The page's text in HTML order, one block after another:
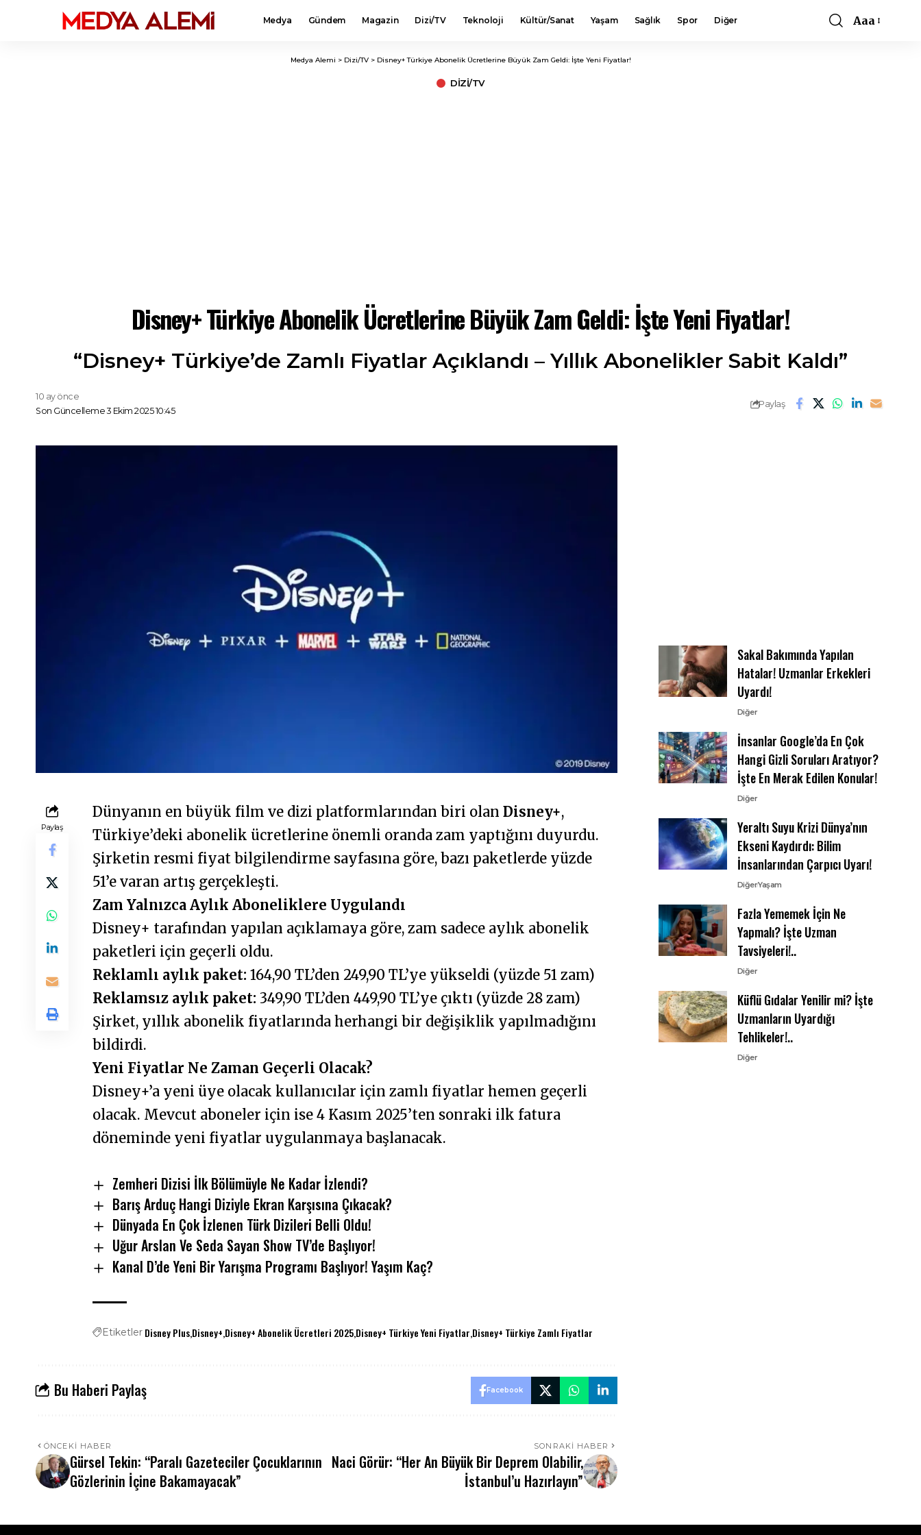
Medya Gündem Magazin Dizi/TV Teknoloji Kültür/Sanat Yaşam Sağlık Spor Diğer
Font
Aaa
Medya Alemi > Dizi/TV> Disney+ Türkiye Abonelik Ücretlerine Büyük Zam Geldi: İşte Yeni Fiyatlar!
DIZI/TV
Disney+ Türkiye Abonelik Ücretlerine Büyük Zam Geldi: İşte Yeni Fiyatlar!
“Disney+ Türkiye’de Zamlı Fiyatlar Açıklandı – Yıllık Abonelikler Sabit Kaldı”
Son Güncelleme 3 Ekim 2025 10:45
10 ay önce
Paylaş
Paylaş
Dünyanın en büyük film ve dizi platformlarından biri olanDisney+,
Türkiye’deki abonelik ücretlerine önemli oranda zam yaptığını duyurdu.
Şirketin resmi fiyat bilgilendirme sayfasına göre, bazı paketlerde yüzde
51’e varan artış gerçekleşti.
Zam Yalnızca Aylık Aboneliklere Uygulandı
Disney+ tarafından yapılan açıklamaya göre, zam sadece aylık abonelik
paketleri için geçerli oldu.
Reklamlı aylık paket: 164,90 TL’den 249,90 TL’ye yükseldi (yüzde 51 zam)
Reklamsız aylık paket: 349,90 TL’den 449,90 TL’ye çıktı (yüzde 28 zam)
Şirket, yıllık abonelik fiyatlarında herhangi bir değişiklik yapılmadığını
bildirdi.
Yeni Fiyatlar Ne Zaman Geçerli Olacak?
Disney+’a yeni üye olacak kullanıcılar için zamlı fiyatlar hemen geçerli
olacak. Mevcut aboneler için ise 4 Kasım 2025’ten sonraki ilk fatura
döneminde yeni fiyatlar uygulanmaya başlanacak.
Zemheri Dizisi İlk Bölümüyle Ne Kadar İzlendi?
Barış Arduç Hangi Diziyle Ekran Karşısına Çıkacak?
Dünyada En Çok İzlenen Türk Dizileri Belli Oldu!
Uğur Arslan Ve Seda Sayan Show TV’de Başlıyor!
Kanal D’de Yeni Bir Yarışma Programı Başlıyor! Yaşım Kaç?
Etiketler Disney PlusDisney+ Disney+ Abonelik Ücretleri 2025Disney+ Türkiye Yeni Fiyatlar Disney+ Türkiye Zamlı Fiyatlar
Bu Haberi Paylaş Facebook
ÖNCEKI HABER
Gürsel Tekin: “Paralı Gazeteciler Çocuklarının
Gözlerinin İçine Bakamayacak”
SONRAKI HABER
Naci Görür: “Her An Büyük Bir Deprem Olabilir,
İstanbul’u Hazırlayın”
Sakal Bakımında Yapılan
Hatalar! Uzmanlar Erkekleri
Uyardı!
Diğer
İnsanlar Google’da En Çok
Hangi Gizli Soruları Aratıyor?
İşte En Merak Edilen Konular!
Diğer
Yeraltı Suyu Krizi Dünya’nın
Ekseni Kaydırdı: Bilim
İnsanlarından Çarpıcı Uyarı!
DiğerYaşam
Fazla Yememek İçin Ne
Yapmalı? İşte Uzman
Tavsiyeleri!..
Diğer
Küflü Gıdalar Yenilir mi? İşte
Uzmanların Uyardığı
Tehlikeler!..
Diğer